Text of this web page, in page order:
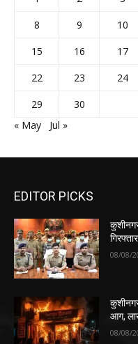
8
9 10
15
16 17
22
23 24
29
30
« May
Jul »
EDITOR PICKS
08/08/
आग,
08/08/